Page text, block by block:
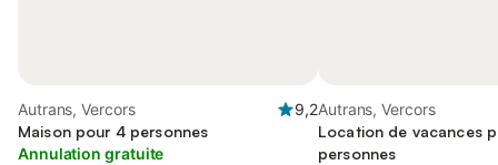
Autrans, Vercors
9,2
Maison pour 4 personnes
Annulation gratuite
Autrans, Vercors
Location de vacances
personnes